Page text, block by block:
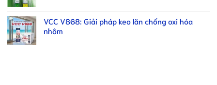
VCC V868: Giải pháp keo lăn chống oxi hóa
nhôm